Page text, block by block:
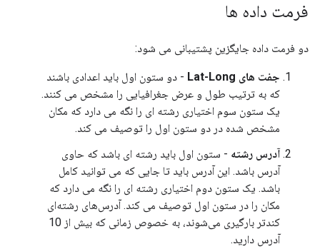
فرمت داده ها
دو فرمت داده جایگزین پشتیبانی می شود:
جفت های Lat-Long
- دو ستون اول باید اعدادی باشند
که به ترتیب طول و عرض جغرافیایی را مشخص می کنند.
یک ستون سوم اختیاری رشته ای را نگه می دارد که مکان
مشخص شده در دو ستون اول را توصیف می کند.
آدرس رشته - ستون اول باید رشته ای باشد که حاوی
آدرس باشد. این آدرس باید تا جایی که می توانید کامل
باشد. یک ستون دوم اختیاری رشته ای را نگه می دارد که
مکان را در ستون اول توصیف می کند. آدرس‌های رشته‌ای
کندتر بارگیری می‌شوند، به خصوص زمانی که بیش از 10
آدرس دارید.